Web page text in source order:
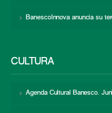
BanescoInnova anuncia su
CULTURA
Agenda Cultural Banesco.